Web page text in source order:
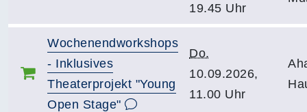
19.45 Uhr
Wochenendworkshops
- Inklusives
Theaterprojekt "Young
Open Stage"
Do.
10.09.2026,
11.00 Uhr